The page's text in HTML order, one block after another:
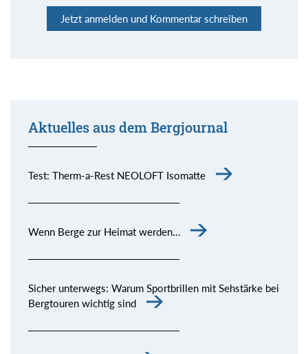
Jetzt anmelden und Kommentar schreiben
Aktuelles aus dem Bergjournal
Test: Therm-a-Rest NEOLOFT Isomatte
Wenn Berge zur Heimat werden…
Sicher unterwegs: Warum Sportbrillen mit Sehstärke bei
Bergtouren wichtig sind